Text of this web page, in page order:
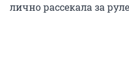
лично рассекала за